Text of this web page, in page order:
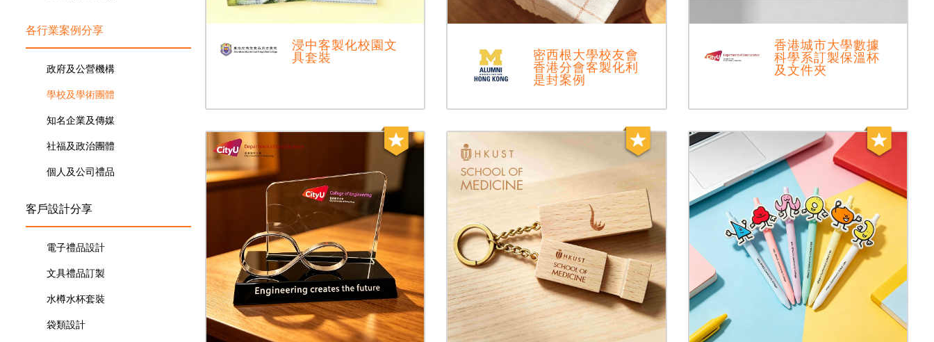
各行業案例分享
政府及公營機構
學校及學術團體
知名企業及傳媒
社福及政治團體
個人及公司禮品
客戶設計分享
電子禮品設計
文具禮品訂製
水樽水杯套裝
袋類設計
浸中客製化校園文
具套裝 密西根大學校友會
香港分會客製化利
是封案例
香港城市大學數據
科學系訂製保溫杯
及文件夾